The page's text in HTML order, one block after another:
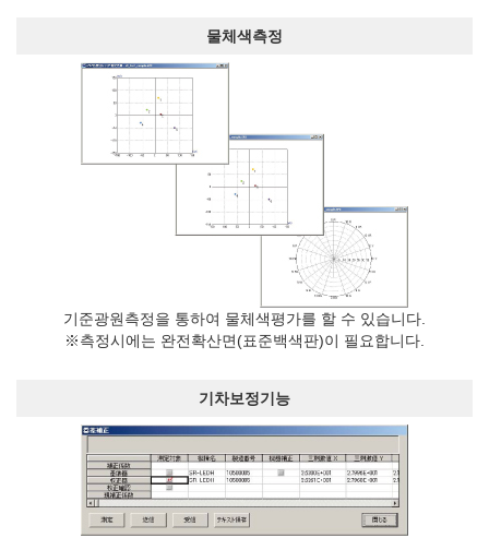
물체색측정
기준광원측정을 통하여 물체색평가를 할 수 있습니다.
※측정시에는 완전확산면(표준백색판)이 필요합니다.
기차보정기능